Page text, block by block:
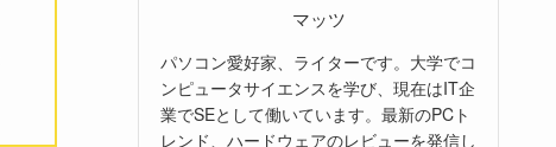
マッツ
パソコン愛好家、ライターです。大学でコ
ンピュータサイエンスを学び、現在はIT企
業でSEとして働いています。最新のPCト
レンド、ハードウェアのレビューを発信し